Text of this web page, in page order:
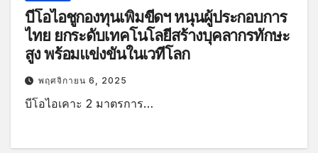
บีโอไอชูกองทุนเพิ่มขีดฯ หนุนผู้ประกอบการ
ไทย ยกระดับเทคโนโลยีสร้างบุคลากรทักษะ
สูง พร้อมแข่งขันในเวทีโลก
พฤศจิกายน 6, 2025
บีโอไอเคาะ 2 มาตรการ…